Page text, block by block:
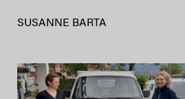
SUSANNE BARTA